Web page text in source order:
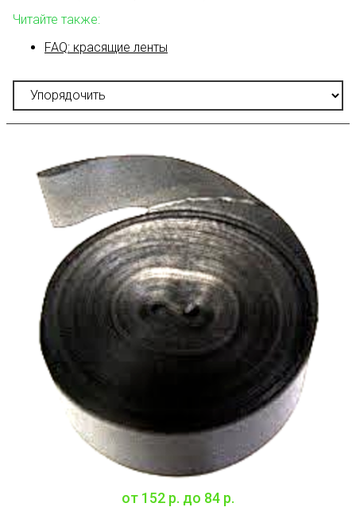
Читайте также:
FAQ: красящие ленты
от 152 р. до 84 р.